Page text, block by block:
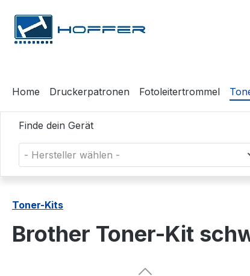
Hauptinhalt springen
Zur Suche springen
Zur Hauptnavigation springen
Home Druckerpatronen Fotoleitertrommel
Finde dein Gerät
- Hersteller wählen -
Toner-Kits
Brother Toner-Kit